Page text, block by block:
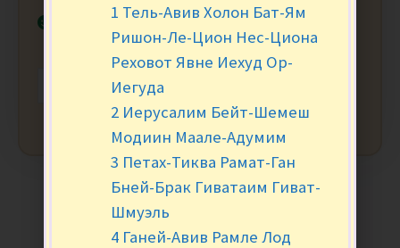
В наличии
+
1 Тель-Авив Холон Бат-Ям
Ришон-Ле-Цион Нес-Циона
Реховот Явне Иехуд Ор-
Иегуда
2 Иерусалим Бейт-Шемеш
Модиин Маале-Адумим
3 Петах-Тиква Рамат-Ган
Бней-Брак Гиватаим Гиват-
Шмуэль
4 Ганей-Авив Рамле Лод